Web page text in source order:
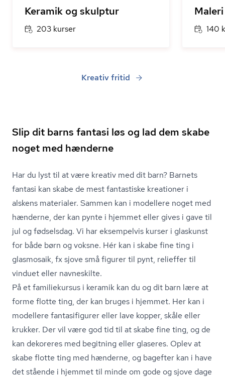
Keramik og skulptur
203 kurser
Maleri
140
Kreativ fritid
Slip dit barns fantasi løs og lad dem skabe
noget med hænderne
Har du lyst til at være kreativ med dit barn? Barnets
fantasi kan skabe de mest fantastiske kreationer i
alskens materialer. Sammen kan i modellere noget med
hænderne, der kan pynte i hjemmet eller gives i gave til
jul og fødselsdag. Vi har eksempelvis kurser i glaskunst
for både børn og voksne. Hér kan i skabe fine ting i
glasmosaik, fx sjove små figurer til pynt, relieffer til
vinduet eller navneskilte.
På et familiekursus i keramik kan du og dit barn lære at
forme flotte ting, der kan bruges i hjemmet. Her kan i
modellere fantasifigurer eller lave kopper, skåle eller
krukker. Der vil være god tid til at skabe fine ting, og de
kan dekoreres med begitning eller glaseres. Oplev at
skabe flotte ting med hænderne, og bagefter kan i have
det stående i hjemmet til minde om gode og sjove dage